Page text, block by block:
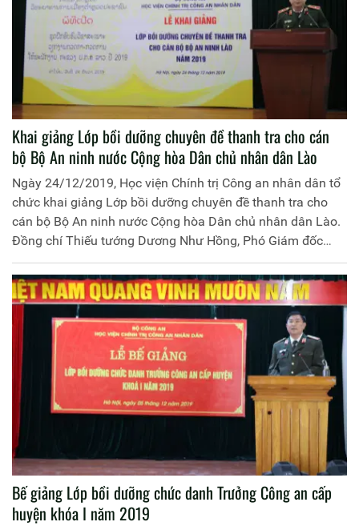
Khai giảng Lớp bồi dưỡng chuyên đề thanh tra cho cán
bộ Bộ An ninh nước Cộng hòa Dân chủ nhân dân Lào
Ngày 24/12/2019, Học viện Chính trị Công an nhân dân tổ
chức khai giảng Lớp bồi dưỡng chuyên đề thanh tra cho
cán bộ Bộ An ninh nước Cộng hòa Dân chủ nhân dân Lào.
Đồng chí Thiếu tướng Dương Như Hồng, Phó Giám đốc
Học viện Chính trị Công an nhân dân chủ trì buổi lễ.
Bế giảng Lớp bồi dưỡng chức danh Trưởng Công an cấp
huyện khóa I năm 2019